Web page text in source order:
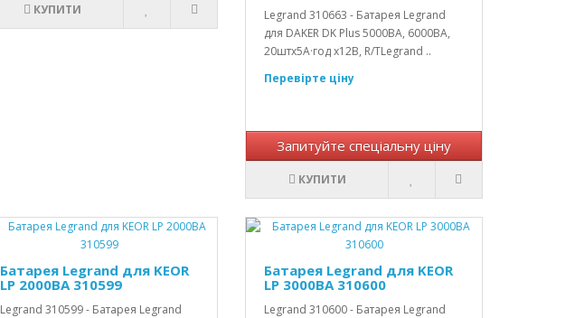
КУПИТИ
Legrand 310663 - Батарея Legrand
для DAKER DK Plus 5000ВА, 6000ВА,
20штх5А·год х12В, R/TLegrand ..
Перевірте ціну
Запитуйте спеціальну ціну
КУПИТИ
Батарея Legrand для KEOR
LP 2000ВА 310599
Legrand 310599 - Батарея Legrand
Батарея Legrand для KEOR
LP 3000ВА 310600
Legrand 310600 - Батарея Legrand